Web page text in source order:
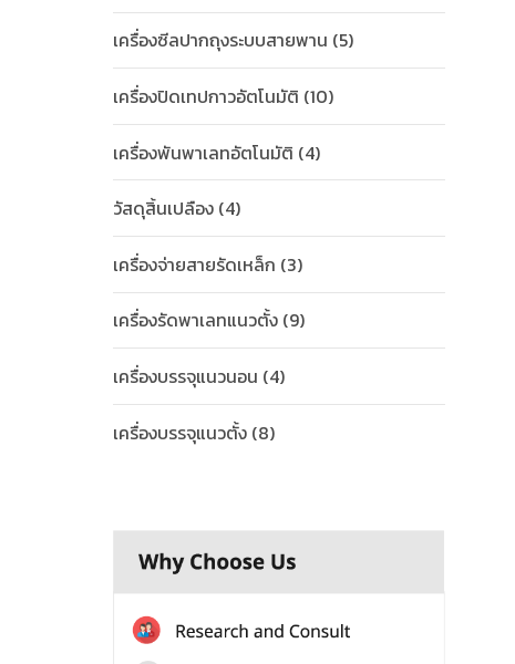
เครื่องซีลปากถุงระบบสายพาน (5)
เครื่องปิดเทปกาวอัตโนมัติ (10)
เครื่องพันพาเลทอัตโนมัติ (4)
วัสดุสิ้นเปลือง (4)
เครื่องจ่ายสายรัดเหล็ก (3)
เครื่องรัดพาเลทแนวตั้ง (9)
เครื่องบรรจุแนวนอน (4)
เครื่องบรรจุแนวตั้ง (8)